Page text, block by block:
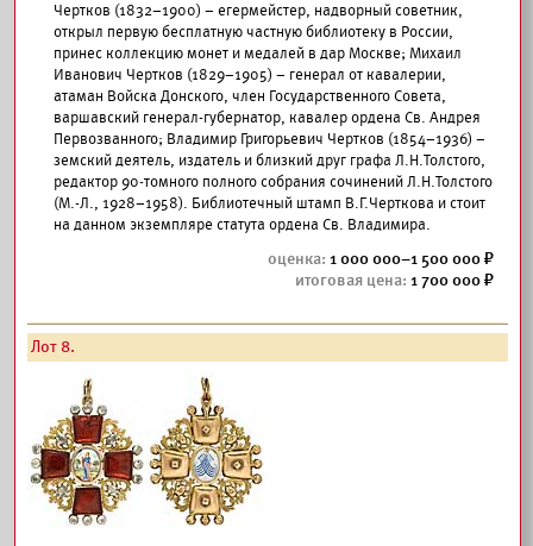
Чертков (1832–1900) – егермейстер, надворный советник,
открыл первую бесплатную частную библиотеку в России,
принес коллекцию монет и медалей в дар Москве; Михаил
Иванович Чертков (1829–1905) – генерал от кавалерии,
атаман Войска Донского, член Государственного Совета,
варшавский генерал-губернатор, кавалер ордена Св. Андрея
Первозванного; Владимир Григорьевич Чертков (1854–1936) –
земский деятель, издатель и близкий друг графа Л.Н.Толстого,
редактор 90-томного полного собрания сочинений Л.Н.Толстого
(М.-Л., 1928–1958). Библиотечный штамп В.Г.Черткова и стоит
на данном экземпляре статута ордена Св. Владимира.
1 000 000–1 500 000
1 700 000
Лот 8.